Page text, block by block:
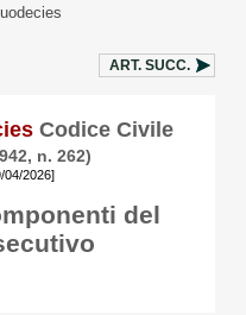
ART. SUCC.
Codice Civile
n. 262)
04/2026]
del